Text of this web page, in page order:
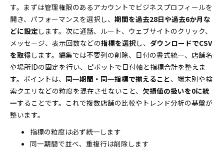
す。まずは管理権限のあるアカウントでビジネスプロフィールを
開き、パフォーマンスを選択し、 期間を過去28日や過去6か月な
どに設定します。次に通話、ルート、ウェブサイトのクリック、
メッセージ、表示回数などの指標を選択し、 ダウンロードでCSV
を取得 します。編集では不要列の削除、日付の書式統一、店舗名
や場所IDの固定を行い、ピボットで日付軸と指標合計を整えま
す。ポイントは、 同一期間・同一指標で揃えること、端末別や検
索クエリなどの粒度を混在させないこと、 欠損値の扱いを0に統
一することです。これで複数店舗の比較やトレンド分析の基盤が
整います。
指標の粒度は必ず統一します
同一期間で並べ、重複行は削除します